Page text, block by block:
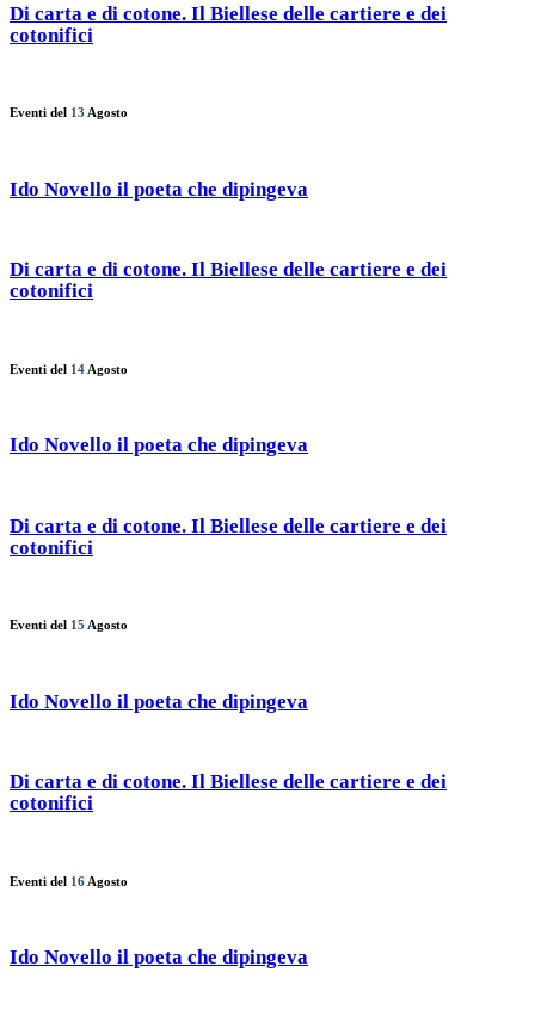
Di carta e di cotone. Il Biellese delle cartiere e dei
cotonifici
Eventi del 13 Agosto
Ido Novello il poeta che dipingeva
Di carta e di cotone. Il Biellese delle cartiere e dei
cotonifici
Eventi del 14 Agosto
Ido Novello il poeta che dipingeva
Di carta e di cotone. Il Biellese delle cartiere e dei
cotonifici
Eventi del 15 Agosto
Ido Novello il poeta che dipingeva
Di carta e di cotone. Il Biellese delle cartiere e dei
cotonifici
Eventi del 16 Agosto
Ido Novello il poeta che dipingeva